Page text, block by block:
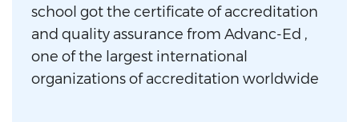
school got the certificate of accreditation
and quality assurance from Advanc-Ed ,
one of the largest international
organizations of accreditation worldwide